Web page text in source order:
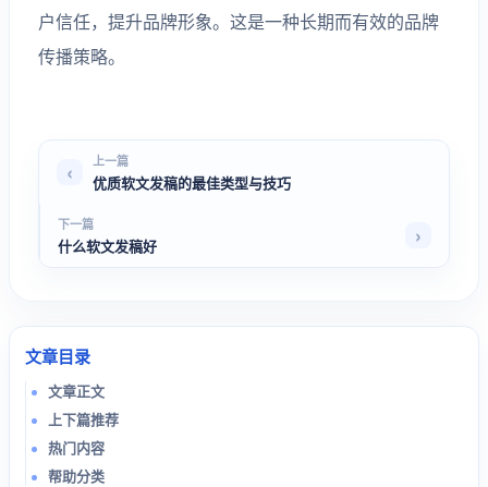
户信任，提升品牌形象。这是一种长期而有效的品牌
传播策略。
上一篇
优质软文发稿的最佳类型与技巧
下一篇
什么软文发稿好
文章目录
文章正文
上下篇推荐
热门内容
帮助分类